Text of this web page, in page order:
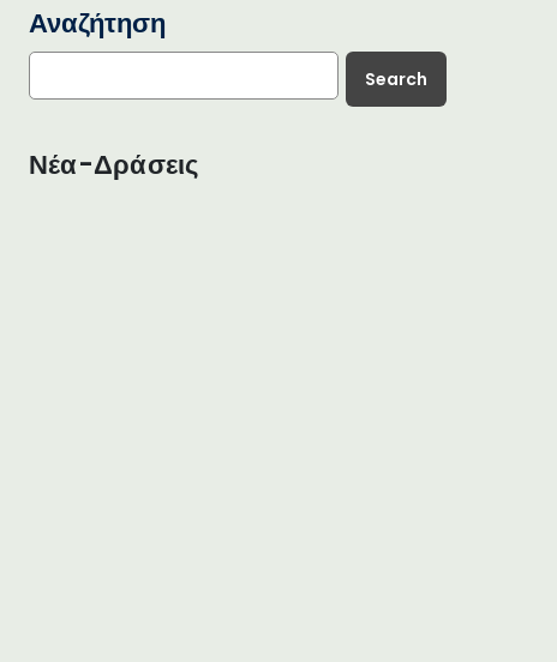
Αναζήτηση
Search
Νέα-Δράσεις